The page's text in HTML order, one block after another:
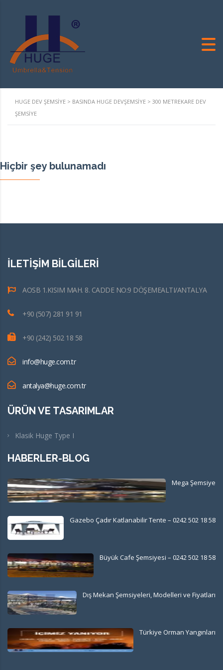
HUGE DEV ŞEMSIYE > BASINDA HUGE DEVŞEMSIYE > 300 METREKARE DEV
ŞEMSIYE
Hiçbir şey bulunamadı
İLETİŞİM BİLGİLERİ
AOSB 1.KISIM MAH. 8. CADDE NO:9 DÖŞEMEALTI/ANTALYA
+90 (507) 281 91 91
+90 (242) 502 18 58
info@huge.com.tr
antalya@huge.com.tr
ÜRÜN VE TASARIMLAR
Klasik Huge Type I
HABERLER-BLOG
Mega Şemsiye
Gazebo Çadır Katlanabilir Tente – 0242 502 18 58
Büyük Cafe Şemsiyesi – 0242 502 18 58
Dış Mekan Şemsiyeleri, Modelleri ve Fiyatları
Türkiye Orman Yangınları